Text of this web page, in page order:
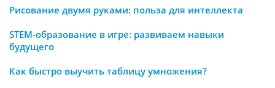
Рисование двумя руками: польза для интеллекта
STEM-образование в игре: развиваем навыки
будущего
Как быстро выучить таблицу умножения?